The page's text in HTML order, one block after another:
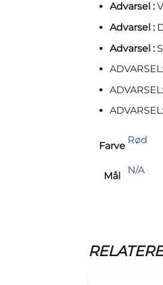
Advarsel :
Advarsel :
Advarsel :
Farve
Rød
Mål
N/A